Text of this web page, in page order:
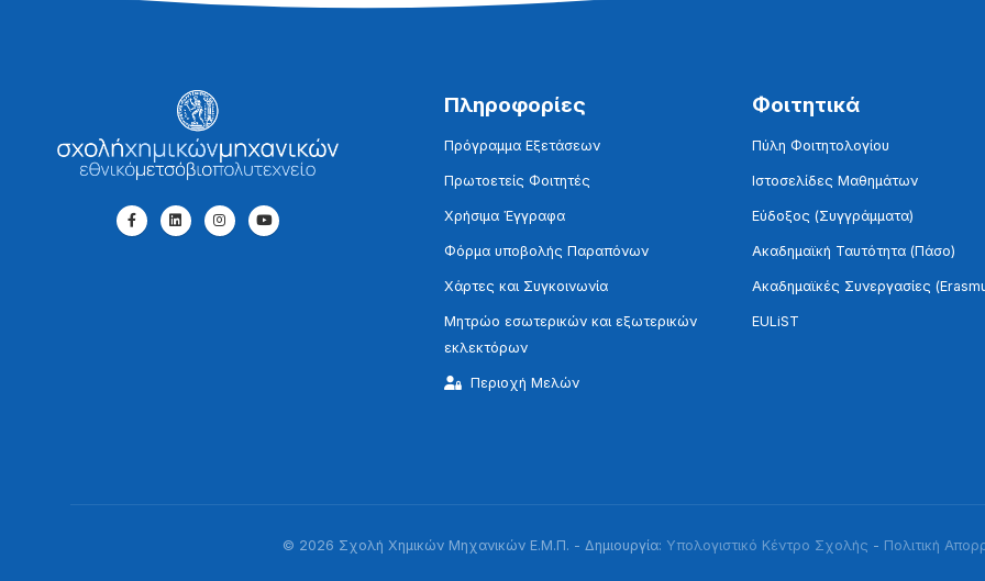
Πληροφορίες
Πρόγραμμα Εξετάσεων
Πρωτοετείς Φοιτητές
Χρήσιμα Έγγραφα
Φόρμα υποβολής Παραπόνων
Χάρτες και Συγκοινωνία
Μητρώο εσωτερικών και εξωτερικών
εκλεκτόρων
Περιοχή Μελών
Φοιτητικά
Πύλη Φοιτητολογίου
Ιστοσελίδες Μαθημάτων
Εύδοξος (Συγγράμματα)
Ακαδημαϊκή Ταυτότητα (Πάσο)
Ακαδημαϊκές Συνεργασίες
EULiST
© 2026 Σχολή Χημικών Μηχανικών Ε.Μ.Π. - Δημιουργία: Υπολογιστικό Κέντρο Σχολής - Πολιτική